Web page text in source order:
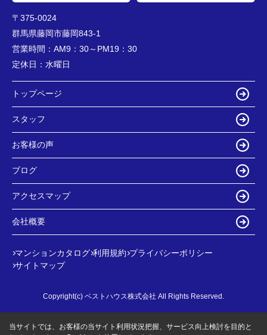
〒375-0024
群馬県藤岡市藤岡843-1
営業時間： AM9：30～PM19：30
定休日： 水曜日
トップページ
スタッフ
お客様の声
ブログ
アクセスマップ
会社概要
マンションカタログ 利用規約 プライバシーポリシー
サイトマップ
Copyright(c) ベストハウス株式会社 All Rights Reserved.
当サイトでは、お客様の当サイト利用状況把握、サービス向上検討を目的と